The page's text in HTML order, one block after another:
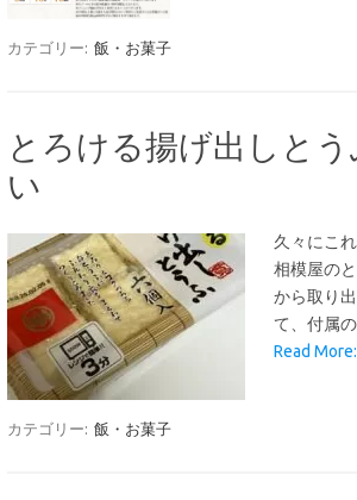
カテゴリー: 飯・お菓子
とろける揚げ出しと
い
久々にこ
相模屋の
から取り
て、付属
Read
カテゴリー: 飯・お菓子